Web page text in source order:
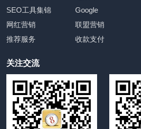
SEO工具集锦
Google
网红营销
联盟营销
推荐服务
收款支付
关注交流